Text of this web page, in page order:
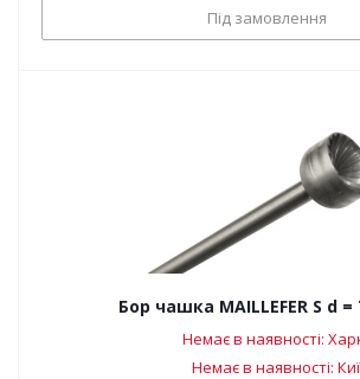
Під замовлення
Бор чашка MAILLEFER S d
Немає в наявності:
Немає в наявності: